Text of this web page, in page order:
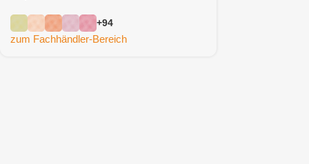
+94
zum Fachhändler-Bereich